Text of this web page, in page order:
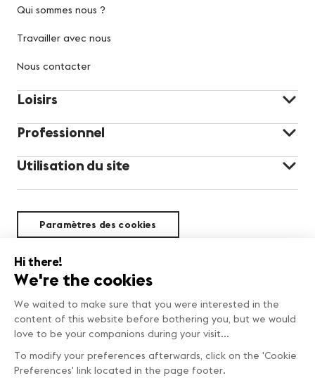
Qui sommes nous ?
Travailler avec nous
Nous contacter
Loisirs
Professionnel
Utilisation du site
Paramètres des cookies